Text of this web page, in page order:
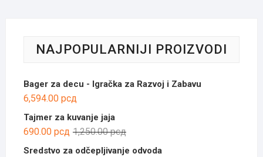
NAJPOPULARNIJI PROIZVODI
Bager za decu - Igračka za Razvoj i Zabavu
6,594.00 рсд
Tajmer za kuvanje jaja
1,250.00рсдОригинална
цена
690.00 рсд
Тренутна
цена
Sredstvo za odčepljivanje odvoda